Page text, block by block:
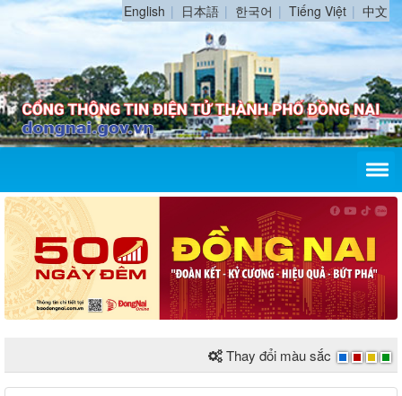
English 日本語 한국어 Tiếng Việt 中文
Thay đổi màu sắc